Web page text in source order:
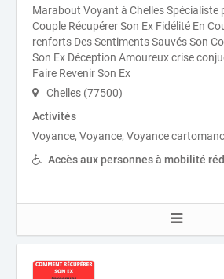
Marabout Voyant à Chelles Spécialiste
Couple Récupérer Son Ex Fidélité En
renforts Des Sentiments Sauvés Son
Son Ex Déception Amoureux crise
Faire Revenir Son Ex
Chelles (77500)
Activités
Voyance, Voyance, Voyance
Accès aux personnes à mobilité